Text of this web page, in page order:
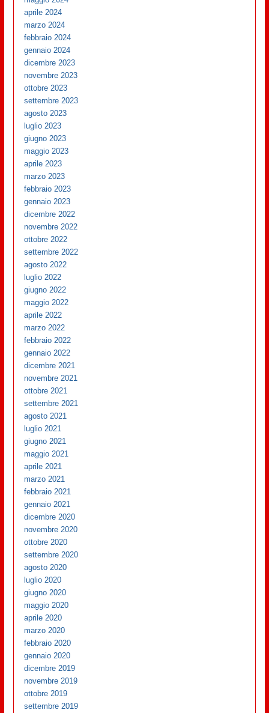
aprile 2024
marzo 2024
febbraio 2024
gennaio 2024
dicembre 2023
novembre 2023
ottobre 2023
settembre 2023
agosto 2023
luglio 2023
giugno 2023
maggio 2023
aprile 2023
marzo 2023
febbraio 2023
gennaio 2023
dicembre 2022
novembre 2022
ottobre 2022
settembre 2022
agosto 2022
luglio 2022
giugno 2022
maggio 2022
aprile 2022
marzo 2022
febbraio 2022
gennaio 2022
dicembre 2021
novembre 2021
ottobre 2021
settembre 2021
agosto 2021
luglio 2021
giugno 2021
maggio 2021
aprile 2021
marzo 2021
febbraio 2021
gennaio 2021
dicembre 2020
novembre 2020
ottobre 2020
settembre 2020
agosto 2020
luglio 2020
giugno 2020
maggio 2020
aprile 2020
marzo 2020
febbraio 2020
gennaio 2020
dicembre 2019
novembre 2019
ottobre 2019
settembre 2019